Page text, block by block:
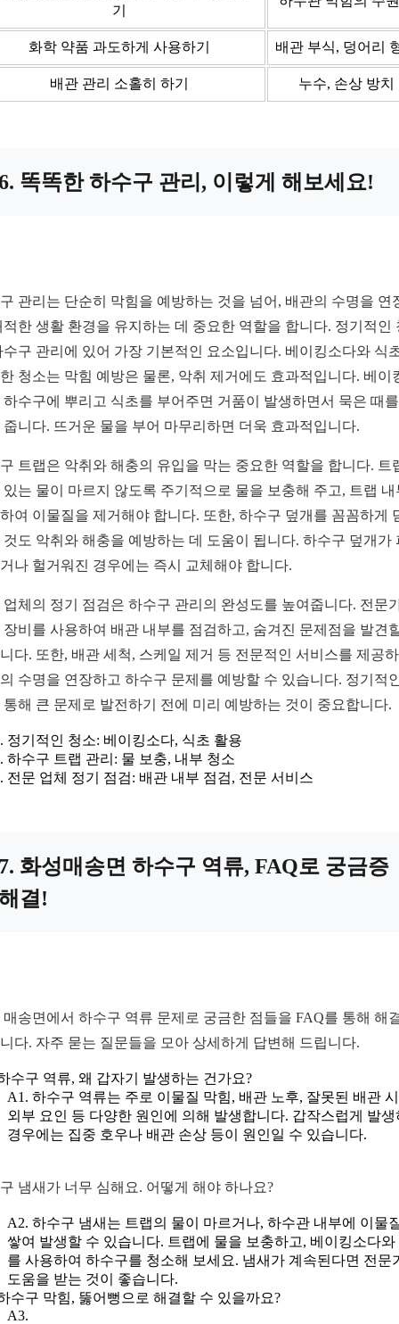
기
화학 약품 과도하게 사용하기 배관 부식, 덩어리
배관 관리 소홀히 하기 누수, 손상 방치
똑똑한 하수구 관리, 이렇게 해보세요!
관리는 단순히 막힘을 예방하는 것을 넘어, 배관의 수명을 연
적한 생활 환경을 유지하는 데 중요한 역할을 합니다. 정기적인
수구 관리에 있어 가장 기본적인 요소입니다. 베이킹소다와 식
청소는 막힘 예방은 물론, 악취 제거에도 효과적입니다. 베이
하수구에 뿌리고 식초를 부어주면 거품이 발생하면서 묵은 때
줍니다. 뜨거운 물을 부어 마무리하면 더욱 효과적입니다.
트랩은 악취와 해충의 유입을 막는 중요한 역할을 합니다. 트
있는 물이 마르지 않도록 주기적으로 물을 보충해 주고, 트랩 내
여 이물질을 제거해야 합니다. 또한, 하수구 덮개를 꼼꼼하게
것도 악취와 해충을 예방하는 데 도움이 됩니다. 하수구 덮개가
나 헐거워진 경우에는 즉시 교체해야 합니다.
업체의 정기 점검은 하수구 관리의 완성도를 높여줍니다. 전문
장비를 사용하여 배관 내부를 점검하고, 숨겨진 문제점을 발견
다. 또한, 배관 세척, 스케일 제거 등 전문적인 서비스를 제공
수명을 연장하고 하수구 문제를 예방할 수 있습니다. 정기적
통해 큰 문제로 발전하기 전에 미리 예방하는 것이 중요합니다.
정기적인 청소: 베이킹소다, 식초 활용
하수구 트랩 관리: 물 보충, 내부 청소
전문 업체 정기 점검: 배관 내부 점검, 전문 서비스
화성매송면 하수구 역류, FAQ로 궁금증
결!
매송면에서 하수구 역류 문제로 궁금한 점들을 FAQ를 통해 해
다. 자주 묻는 질문들을 모아 상세하게 답변해 드립니다.
수구 역류, 왜 갑자기 발생하는 건가요?
A1. 하수구 역류는 주로 이물질 막힘, 배관 노후, 잘못된 배관
외부 요인 등 다양한 원인에 의해 발생합니다. 갑작스럽게 발생
경우에는 집중 호우나 배관 손상 등이 원인일 수 있습니다.
냄새가 너무 심해요. 어떻게 해야 하나요?
A2. 하수구 냄새는 트랩의 물이 마르거나, 하수관 내부에 이물
쌓여 발생할 수 있습니다. 트랩에 물을 보충하고, 베이킹소다와
를 사용하여 하수구를 청소해 보세요. 냄새가 계속된다면 전문
도움을 받는 것이 좋습니다.
수구 막힘, 뚫어뻥으로 해결할 수 있을까요?
A3.